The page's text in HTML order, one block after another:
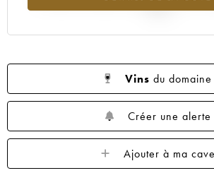
Vins du domaine
Créer une alerte
Ajouter à ma cave